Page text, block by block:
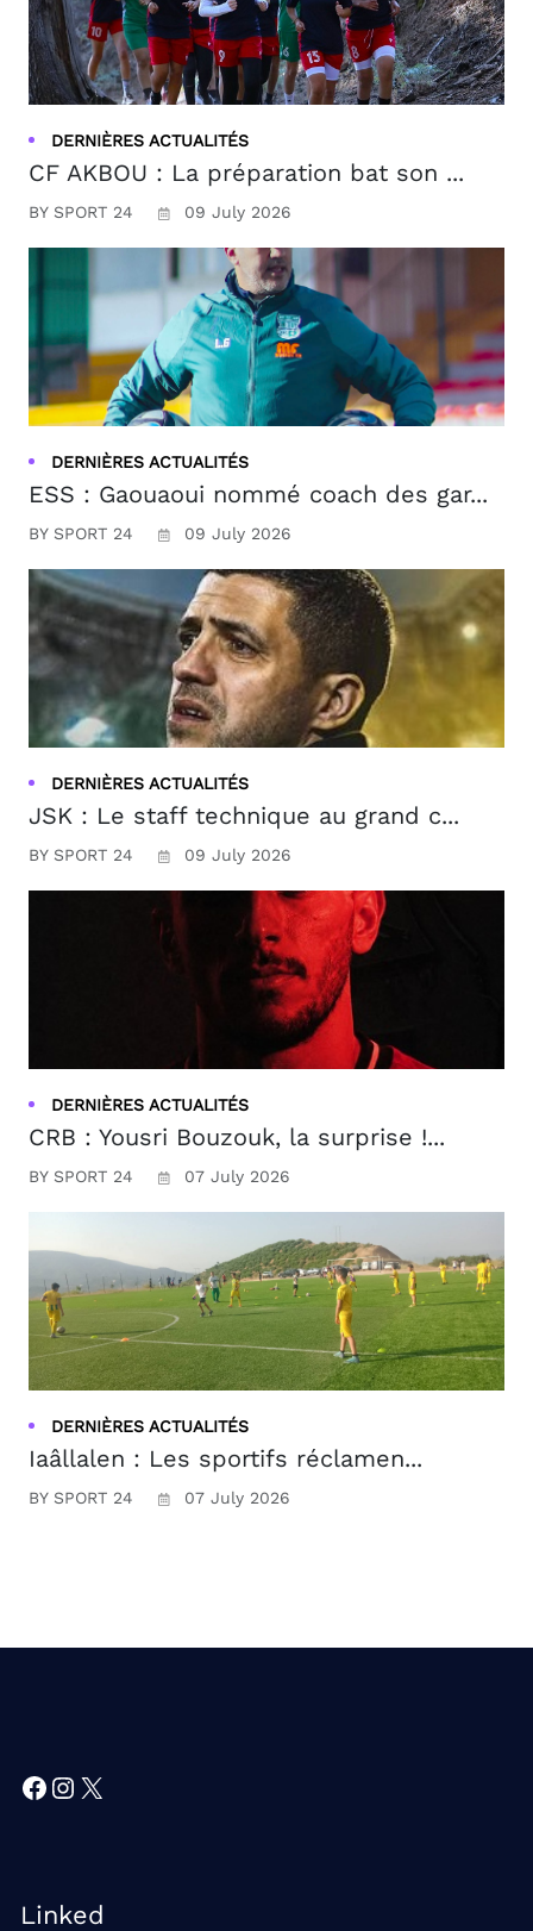
DERNIÈRES ACTUALITÉS
CF AKBOU : La préparation bat son ...
BY SPORT 24 09 July 2026
DERNIÈRES ACTUALITÉS
ESS : Gaouaoui nommé coach des gar...
BY SPORT 24 09 July 2026
DERNIÈRES ACTUALITÉS
JSK : Le staff technique au grand c...
BY SPORT 24 09 July 2026
DERNIÈRES ACTUALITÉS
CRB : Yousri Bouzouk, la surprise !...
BY SPORT 24 07 July 2026
DERNIÈRES ACTUALITÉS
Iaâllalen : Les sportifs réclamen...
BY SPORT 24 07 July 2026
Facebook
Instagram
X
Linked